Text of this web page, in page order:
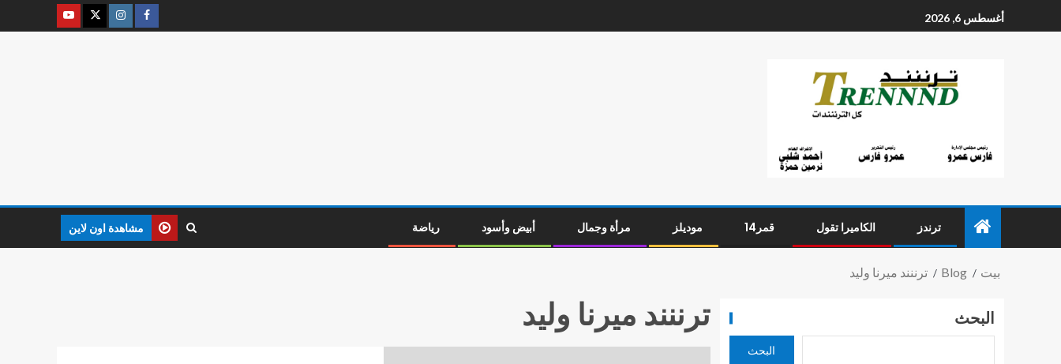
أغسطس 6, 2026
ترندز الكاميرا تقول قمر14 موديلز مرأة وجمال أبيض وأسود رياضة مشاهدة اون لاين
بيت Blog ترننند ميرنا وليد
ترننند ميرنا وليد البحث
البحث